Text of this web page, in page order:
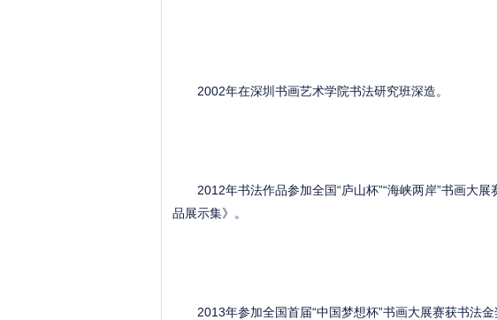
2002年在深圳书画艺术学院书法研究班深造。
2012年书法作品参加全国“庐山杯”“海峡两岸”书画大展
品展示集》。
2013年参加全国首届“中国梦想杯”书画大展赛获书法金